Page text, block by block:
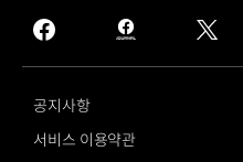
GROUP
facebook
hmg
journal
twitter
공지사항
서비스 이용약관